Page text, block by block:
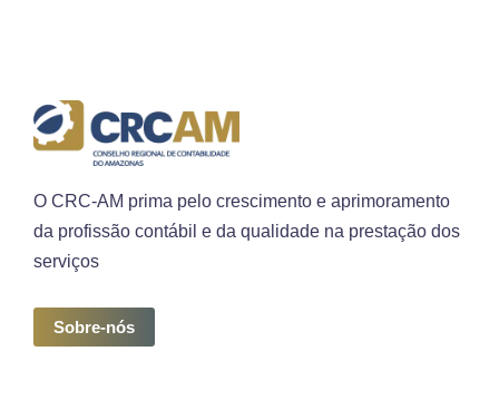
O CRC-AM prima pelo crescimento e aprimoramento
da profissão contábil e da qualidade na prestação dos
serviços
Sobre-nós